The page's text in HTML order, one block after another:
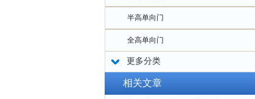
半高单向门
全高单向门
更多分类
相关文章